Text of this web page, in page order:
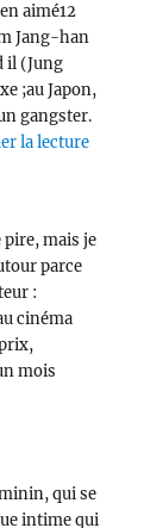
aimé12
Jang-han
il (Jung
;au Japon,
gangster.
la lecturede «
pire, mais je
parce
:
cinéma
mois
(2026)
qui se
intime qui